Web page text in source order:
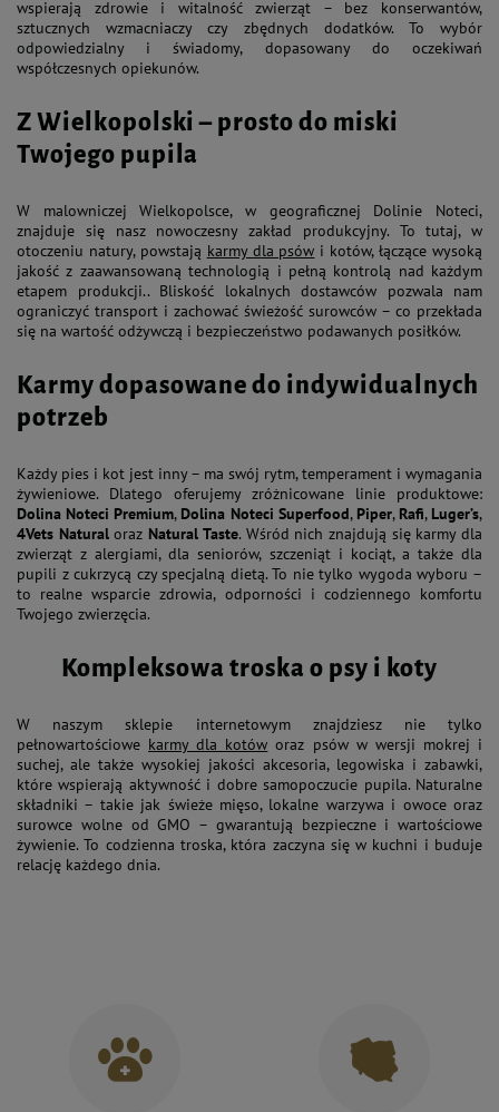
wspierają zdrowie i witalność zwierząt – bez konserwantów,
sztucznych wzmacniaczy czy zbędnych dodatków. To wybór
odpowiedzialny i świadomy, dopasowany do oczekiwań
współczesnych opiekunów.
Z Wielkopolski – prosto do miski
Twojego pupila
W malowniczej Wielkopolsce, w geograficznej Dolinie Noteci,
znajduje się nasz nowoczesny zakład produkcyjny. To tutaj, w
otoczeniu natury, powstają karmy dla psów i kotów, łączące wysoką
jakość z zaawansowaną technologią i pełną kontrolą nad każdym
etapem produkcji.. Bliskość lokalnych dostawców pozwala nam
ograniczyć transport i zachować świeżość surowców – co przekłada
się na wartość odżywczą i bezpieczeństwo podawanych posiłków.
Karmy dopasowane do indywidualnych
potrzeb
Każdy pies i kot jest inny – ma swój rytm, temperament i wymagania
żywieniowe. Dlatego oferujemy zróżnicowane linie produktowe:
Dolina Noteci Premium, Dolina Noteci Superfood, Piper, Rafi, Luger’s,
4Vets Naturaloraz Natural Taste. Wśród nich znajdują się karmy dla
zwierząt z alergiami, dla seniorów, szczeniąt i kociąt, a także dla
pupili z cukrzycą czy specjalną dietą. To nie tylko wygoda wyboru –
to realne wsparcie zdrowia, odporności i codziennego komfortu
Twojego zwierzęcia.
Kompleksowa troska o psy i koty
W naszym sklepie internetowym znajdziesz nie tylko
pełnowartościowe karmy dla kotów oraz psów w wersji mokrej i
suchej, ale także wysokiej jakości akcesoria, legowiska i zabawki,
które wspierają aktywność i dobre samopoczucie pupila. Naturalne
składniki – takie jak świeże mięso, lokalne warzywa i owoce oraz
surowce wolne od GMO – gwarantują bezpieczne i wartościowe
żywienie. To codzienna troska, która zaczyna się w kuchni i buduje
relację każdego dnia.